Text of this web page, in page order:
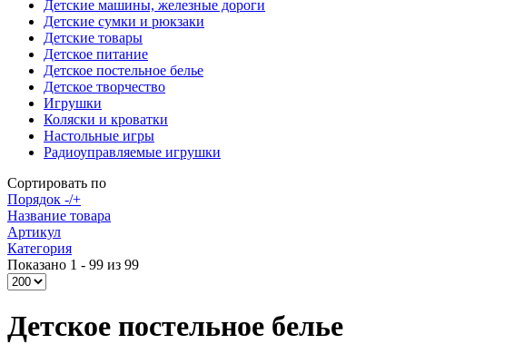
Детские машины, железные дороги
Детские сумки и рюкзаки
Детские товары
Детское питание
Детское постельное белье
Детское творчество
Игрушки
Коляски и кроватки
Настольные игры
Радиоуправляемые игрушки
Сортировать по
Порядок -/+
Название товара
Артикул
Категория
Показано 1 - 99 из 99
Детское постельное белье